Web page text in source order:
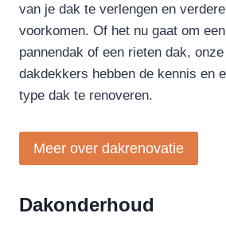
van je dak te verlengen en
voorkomen. Of het nu gaat om
pannendak of een rieten dak,
dakdekkers hebben de kennis en
type dak te renoveren.
Meer over dakrenovatie
Dakonderhoud